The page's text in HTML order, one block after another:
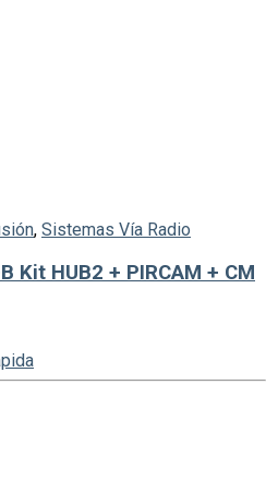
, Sistemas Vía Radio
Kit HUB2 + PIRCAM + CM